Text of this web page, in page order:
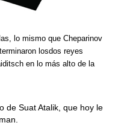
lo mismo que Cheparinov
losdos reyes
en lo más alto de la
de Suat Atalik, que hoy le